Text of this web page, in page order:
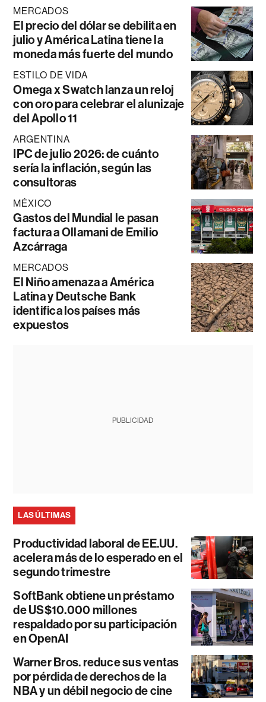
MERCADOS
El precio del dólar se debilita en
julio y América Latina tiene la
moneda más fuerte del mundo
ESTILO DE VIDA
Omega x Swatch lanza un reloj
con oro para celebrar el alunizaje
del Apollo 11
ARGENTINA
IPC de julio 2026: de cuánto
sería la inflación, según las
consultoras
MÉXICO
Gastos del Mundial le pasan
factura a Ollamani de Emilio
Azcárraga
MERCADOS
El Niño amenaza a América
Latina y Deutsche Bank
identifica los países más
expuestos
PUBLICIDAD
LAS ÚLTIMAS
Productividad laboral de EE.UU.
acelera más de lo esperado en el
segundo trimestre
SoftBank obtiene un préstamo
de US$10.000 millones
respaldado por su participación
en OpenAI
Warner Bros. reduce sus ventas
por pérdida de derechos de la
NBA y un débil negocio de cine